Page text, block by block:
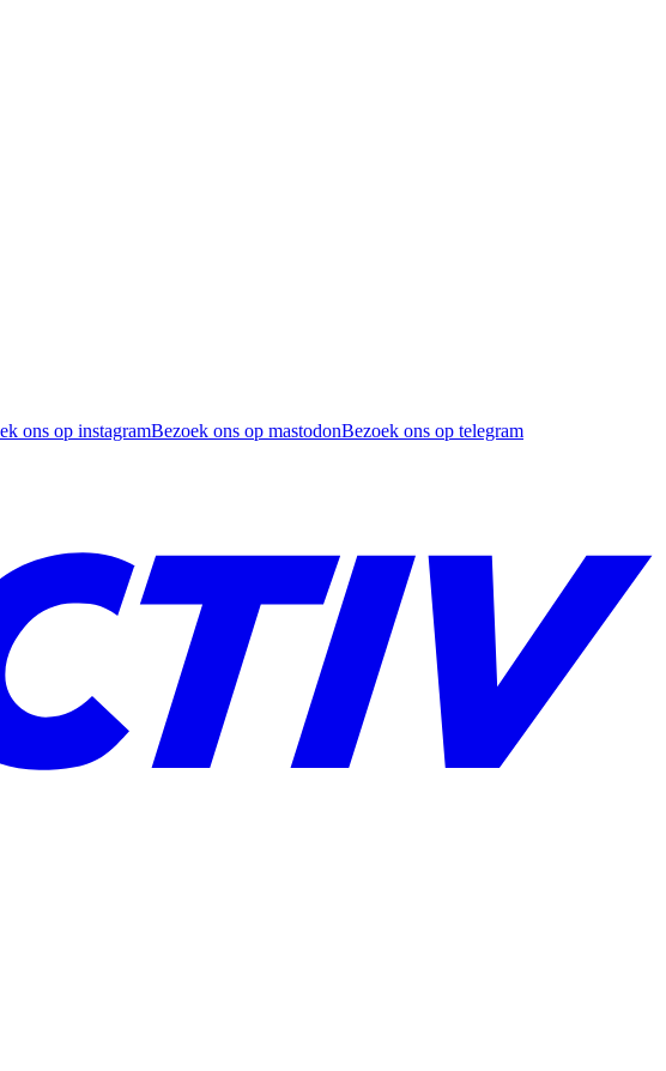
ons op instagramBezoek ons op mastodonBezoek ons op telegram